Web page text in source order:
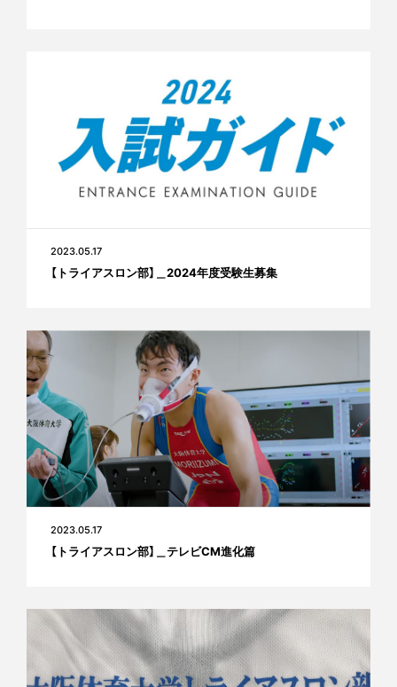
2023.05.17
【トライアスロン部】＿2024年度受験生募集
2023.05.17
【トライアスロン部】＿テレビCM進化篇